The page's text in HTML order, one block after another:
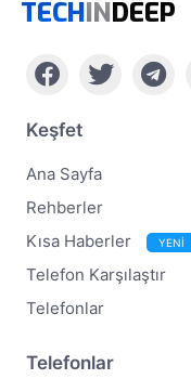
TECHINDEEP
Keşfet
Ana Sayfa
Rehberler
Kısa Haberler
YENİ
Telefon Karşılaştır
Telefonlar
Telefonlar